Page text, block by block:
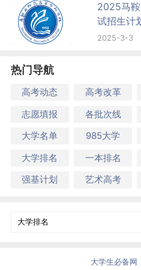
2025马
试招生计
2025-3-3
热门导航
高考动态 高考改革
志愿填报
各批次线
大学名单
985大学
大学排名
一本排名
强基计划
艺术高考
大学生必备网